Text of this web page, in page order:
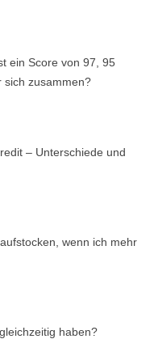
ein Score von 97, 95
sich zusammen?
– Unterschiede und
wenn ich mehr
haben?